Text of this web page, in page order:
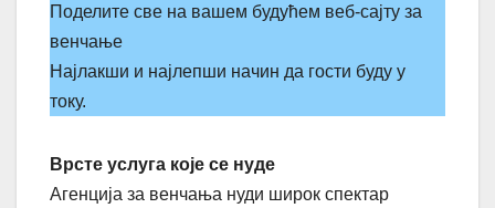
Поделите све на вашем будућем веб-сајту за
венчањe
Најлакши и најлепши начин да гости буду у
току.
Врсте услуга које се нуде
Агенцијa за венчања нуди широк спектар